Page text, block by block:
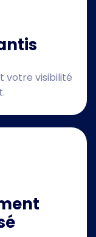
votre visibilité